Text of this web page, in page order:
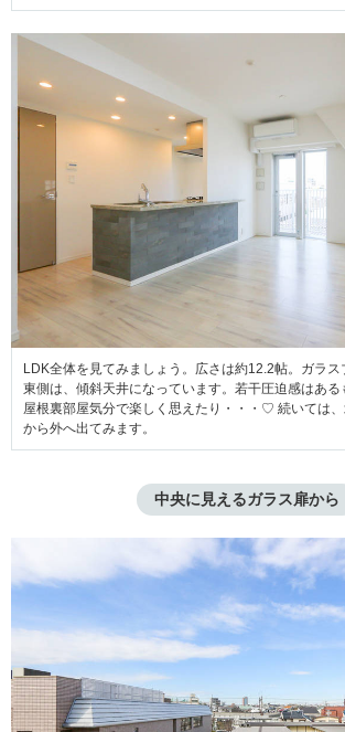
LDK全体を見てみましょう。広さは約12.2帖。ガラ
東側は、傾斜天井になっています。若干圧迫感はある
屋根裏部屋気分で楽しく思えたり・・・♡ 続いては
から外へ出てみます。
中央に見えるガラス扉から